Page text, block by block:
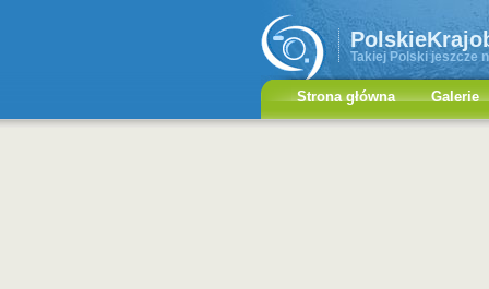
Takiej Polski jeszcze
Strona główna Galerie